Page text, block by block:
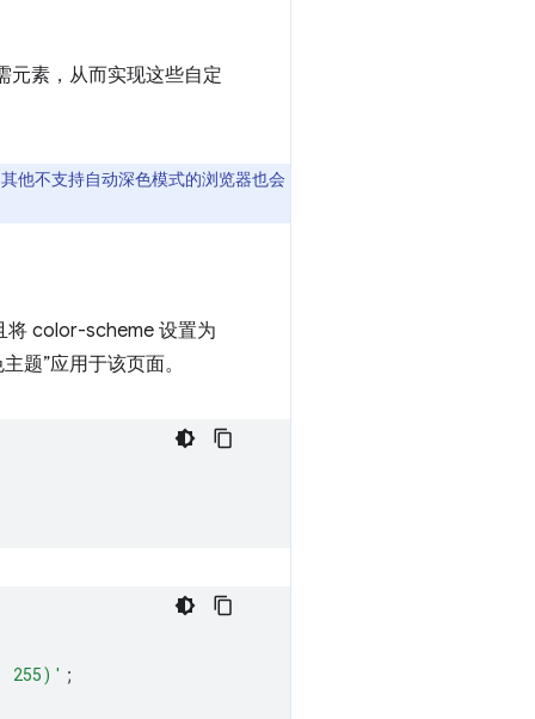
元素，从而实现这些自定
他不支持自动深色模式的浏览器也会
将 color-scheme 设置为
题”应用于该页面。
255)' ;